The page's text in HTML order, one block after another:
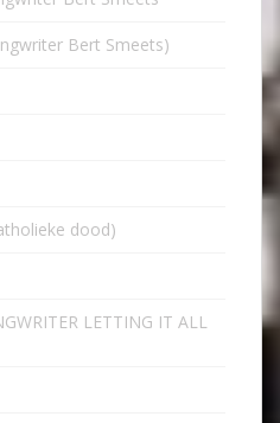
Bert Smeets)
dood)
LETTING IT ALL